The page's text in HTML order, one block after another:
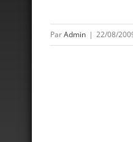
ParAdmin | 22/08/